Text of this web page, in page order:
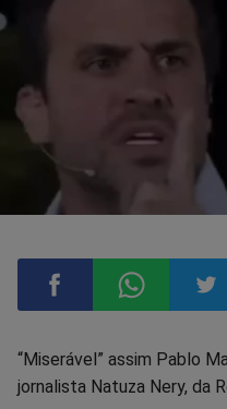
Compartilhar
“Miserável” assim Pablo
jornalista Natuza Nery, da